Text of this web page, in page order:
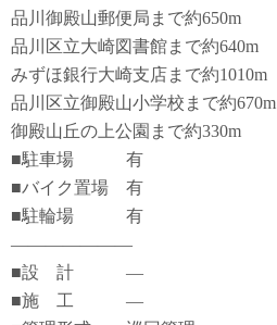
品川御殿山郵便局まで約650m
品川区立大崎図書館まで約640m
みずほ銀行大崎支店まで約1010m
品川区立御殿山小学校まで約670m
御殿山丘の上公園まで約330m
■駐車場 有
■バイク置場 有
■駐輪場 有
―――――――
■設 計 ―
■施 工 ―